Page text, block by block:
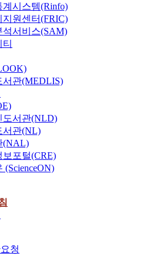
계시스템(Rinfo)
지원센터(FRIC)
석서비스(SAM)
서관(MEDLIS)
도서관(NLD)
서관(NL)
(NAL)
보포털(CRE)
(ScienceON)
청